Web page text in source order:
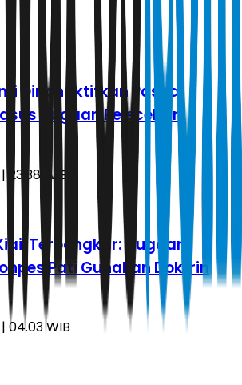
Dinonaktifkan Pasca
Dugaan Pelecehan
23.38 WIB
Terbongkar: Dugaan
Pati Gunakan Doktrin
04.03 WIB